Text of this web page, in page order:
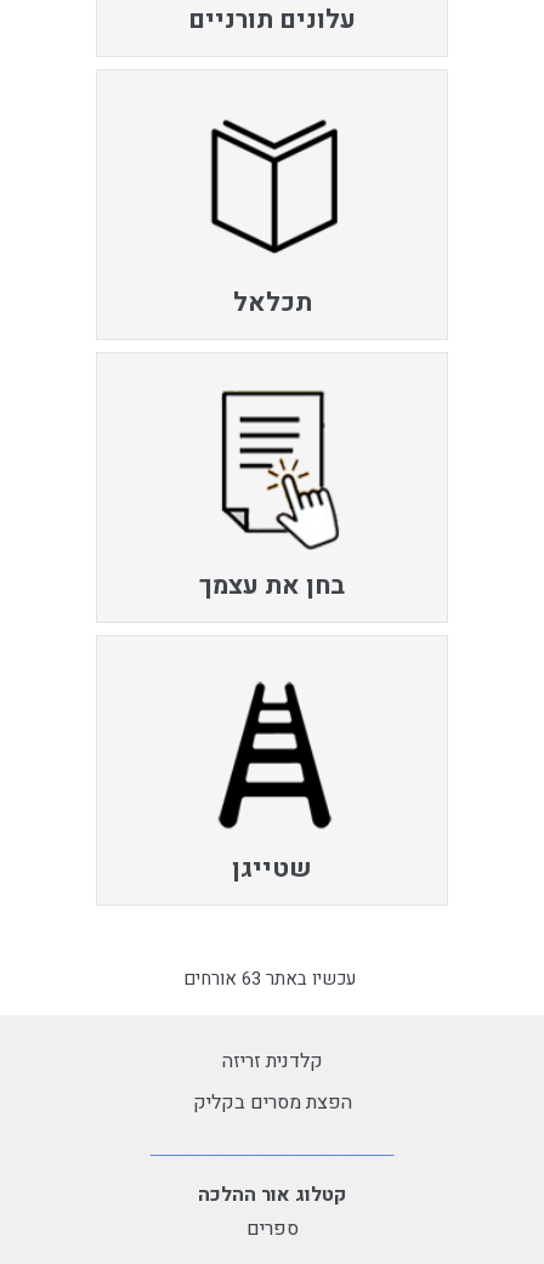
עלונים תורניים
תכלאל
בחן את עצמך
שטייגן
עכשיו באתר 63 אורחים
קלדנית זריזה
הפצת מסרים בקליק
קטלוג אור ההלכה
ספרים